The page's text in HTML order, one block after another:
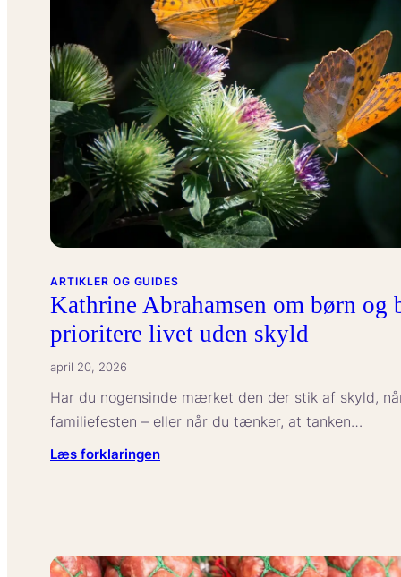
ARTIKLER OG GUIDES
Kathrine Abrahamsen om børn og
prioritere livet uden skyld
april 20, 2026
Har du nogensinde mærket den der stik af skyld,
familiefesten – eller når du tænker, at tanken…
Læs forklaringen:
og